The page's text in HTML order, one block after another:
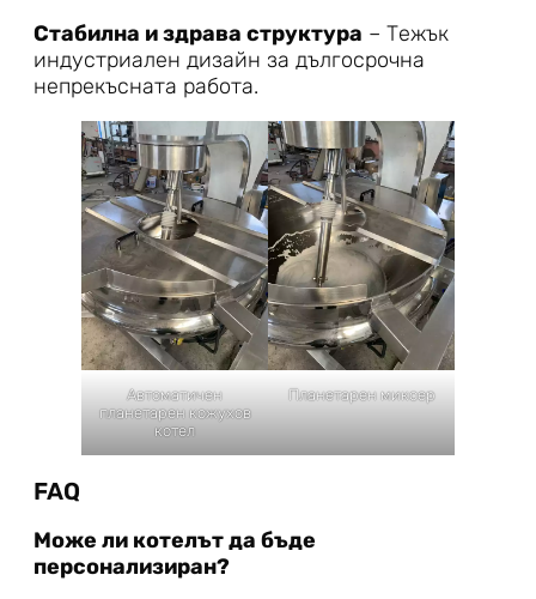
Стабилна и здрава структура – Тежък
индустриален дизайн за дългосрочна
непрекъсната работа.
Автоматичен
планетарен кожухов
котел
Планетарен миксер
FAQ
Може ли котелът да бъде
персонализиран?